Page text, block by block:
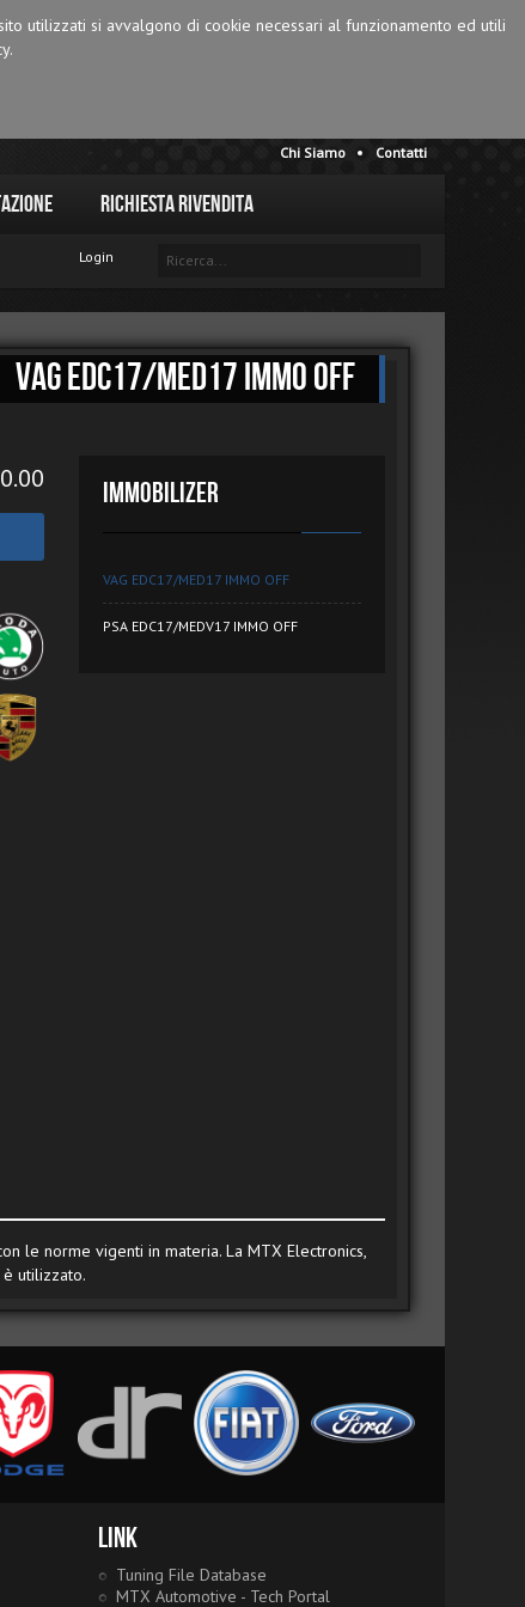
utilizzati si avvalgono di cookie necessari al funzionamento ed utili
Chi Siamo Contatti
Richiesta Rivendita
Login
VAG EDC17/MED17 IMMO OFF
Immobilizer
VAG EDC17/MED17 IMMO OFF
PSA EDC17/MEDV17 IMMO OFF
le norme vigenti in materia. La MTX Electronics,
utilizzato.
Link
Tuning File Database
MTX Automotive - Tech Portal